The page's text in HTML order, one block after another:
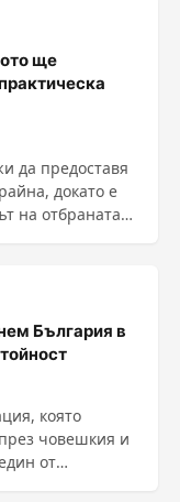
ще
да предоставя
докато е
на отбраната
България в
която
човешкия и
от